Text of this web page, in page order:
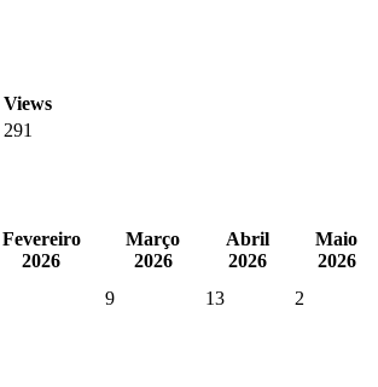
Views
291
Fevereiro
2026
Março
2026
Abril
2026
Maio
2026
9 13 2